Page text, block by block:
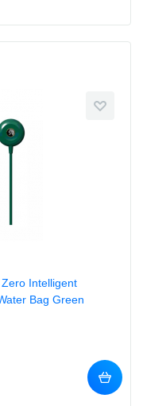
Zero Intelligent
Bag Green